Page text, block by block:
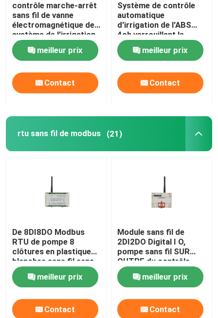
Contrôleur programmable de logique de PLC
Générateurs solaires portatifs
Contrôleur sans fil DMX
contrôle marche-arrêt
sans fil de vanne
électromagnétique de
système de l'irrigation
433MHz
meilleur prix
Contact
Système de contrôle
automatique
d'irrigation de l'ABS
4ch verrouillant le
contrôleur de valve
meilleur prix
Contact
rtu sans fil de modbus (21)
De 8DI8DO Modbus
RTU de pompe 8
clôtures en plastique
blanches sans fil sans
fil d'entrées/sorties du
contrôlemeilleur prix
Contact
Module sans fil de
2DI2DO Digital I O,
pompe sans fil SUR
OUTRE du contrôle
2km
meilleur prix
Contact